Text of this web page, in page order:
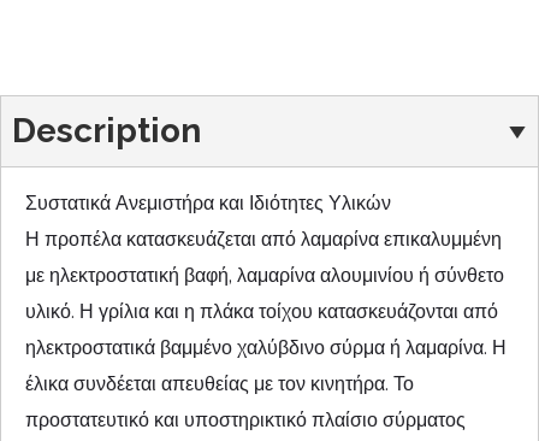
Description
Συστατικά Ανεμιστήρα και Ιδιότητες Υλικών
Η προπέλα κατασκευάζεται από λαμαρίνα επικαλυμμένη
με ηλεκτροστατική βαφή, λαμαρίνα αλουμινίου ή σύνθετο
υλικό. Η γρίλια και η πλάκα τοίχου κατασκευάζονται από
ηλεκτροστατικά βαμμένο χαλύβδινο σύρμα ή λαμαρίνα. Η
έλικα συνδέεται απευθείας με τον κινητήρα. Το
προστατευτικό και υποστηρικτικό πλαίσιο σύρματος